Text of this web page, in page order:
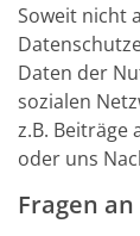
Soweit nicht
Daten der
sozialen
z.B. Beiträge
oder uns
Fragen